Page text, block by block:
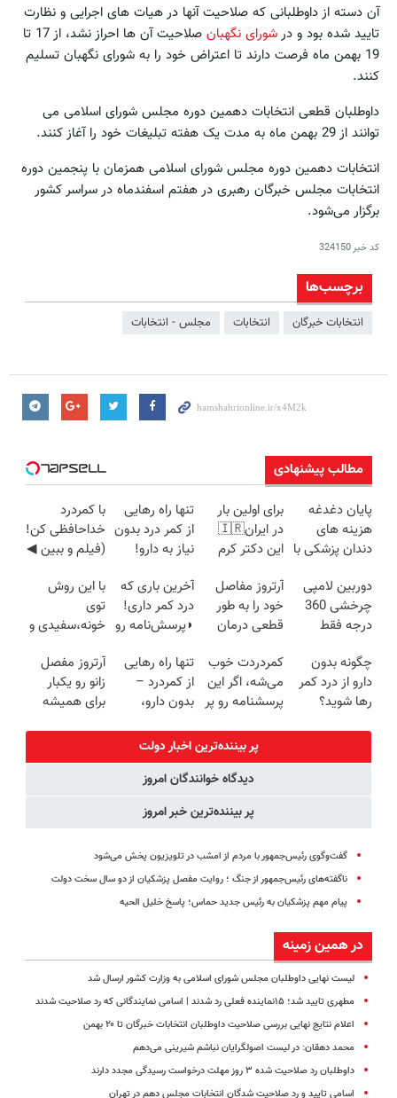
آن دسته از داوطلبانی که صلاحیت آنها در هیات های اجرایی و نظارت
تایید شده بود و در شورای نگهبان
صلاحیت آن ها احراز نشد، از 17 تا
19 بهمن ماه فرصت دارند تا اعتراض خود را به شورای نگهبان تسلیم
کنند.
داوطلبان قطعی انتخابات دهمین دوره مجلس شورای اسلامی می
توانند از 29 بهمن ماه به مدت یک هفته تبلیغات خود را آغاز کنند.
انتخابات دهمین دوره مجلس شورای اسلامی همزمان با پنجمین دوره
انتخابات مجلس خبرگان رهبری در هفتم اسفندماه در سراسر کشور
برگزار می‌شود.
کد خبر324150
برچسب‌ها
انتخابات خبرگان انتخابات مجلس - انتخابات
مطالب پیشنهادی
پایان دغدغه
هزینه های
دندان پزشکی با
کننده خانگی
برای اولین بار
در ایران🇮🇷
این دکتر کرم
روزه ساخت!
تنها راه رهایی
از کمر درد بدون
نیاز به دارو!
با کمردرد
خداحافظی کن!
(فیلم و ببین ◀
پرکن)
دوربین لامپی
چرخشی 360
درجه فقط
🔥 پرداخت
درب منزل
آرتروز مفاصل
خود را به طور
قطعی درمان
◗پرسش‌نامه◖
آخرین باری که
درد کمر داری!
◗پرسش‌نامه رو
با این روش
توی
خونه،سفیدی و
برگردون
(40%off)
چگونه بدون
دارو از درد کمر
رها شوید؟
کمردردت خوب
می‌شه، اگر این
پرسشنامه رو پر
تنها راه رهایی
از کمردرد –
بدون دارو،
«فرم پر کن»
آرتروز مفصل
زانو رو یکبار
برای همیشه
پر بیننده‌ترین اخبار دولت
دیدگاه خوانندگان امروز
پر بیننده‌ترین خبر امروز
گفت‌وگوی رئیس‌جمهور با مردم از امشب در تلویزیون پخش می‌شود
ناگفته‌های رئیس‌جمهور از جنگ ؛ روایت مفصل پزشکیان از دو سال سخت دولت
پیام مهم پزشکیان به رئیس جدید حماس؛ پاسخ خلیل الحیه
در همین زمینه
لیست نهایی داوطلبان مجلس شورای اسلامی به وزارت کشور ارسال شد
مطهری تایید شد؛ ۱۵نماینده فعلی رد شدند | اسامی نمایندگانی که رد صلاحیت شدند
اعلام نتایج نهایی بررسی صلاحیت داوطلبان انتخابات خبرگان تا ۲۰ بهمن
محمد دهقان: در لیست اصولگرایان نباشم شیرینی می‌دهم
داوطلبان رد صلاحیت شده ۳ روز مهلت درخواست رسیدگی مجدد دارند
اسامی تایید و رد صلاحیت شدگان انتخابات مجلس دهم در تهران